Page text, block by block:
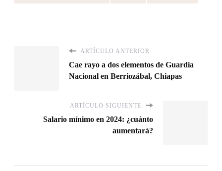
ARTÍCULO ANTERIOR
Cae rayo a dos elementos de Guardia
Nacional en Berriozábal, Chiapas
ARTÍCULO SIGUIENTE
Salario mínimo en 2024: ¿cuánto
aumentará?